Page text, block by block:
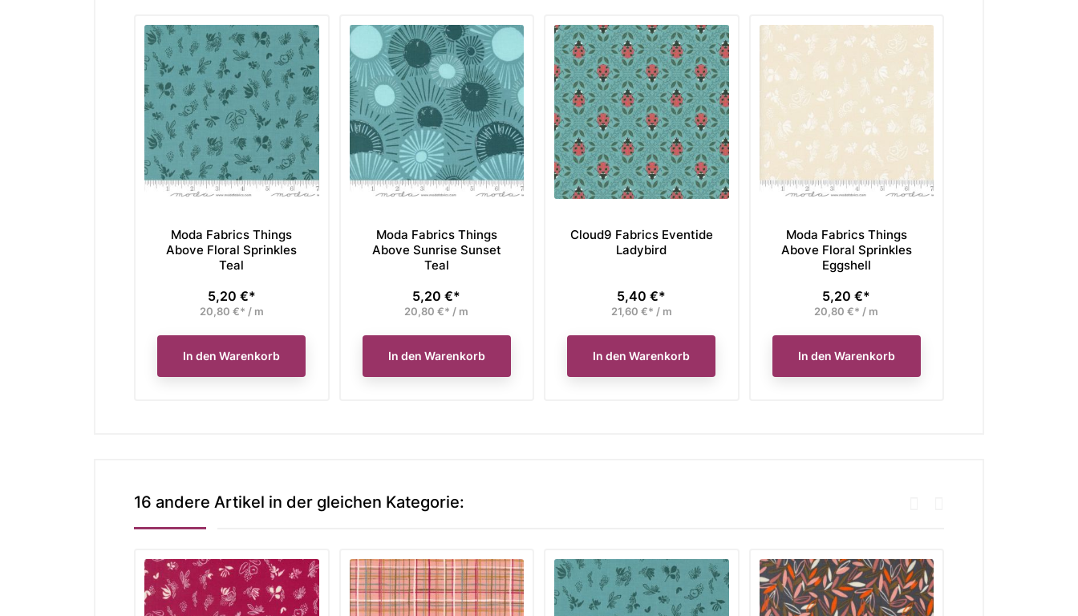
Moda Fabrics Things
Above Floral Sprinkles
Teal
Preis
5,20 €*
20,80 €* / m
In den Warenkorb
Moda Fabrics Things
Above Sunrise Sunset
Teal
Preis
5,20 €*
20,80 €* / m
In den Warenkorb
Cloud9 Fabrics Eventide
Ladybird
Preis
5,40 €*
21,60 €* / m
In den Warenkorb
Moda Fabrics Things
Above Floral Sprinkles
Eggshell
Preis
5,20 €*
20,80 €* / m
In den Warenkorb
16 andere Artikel in der gleichen Kategorie: